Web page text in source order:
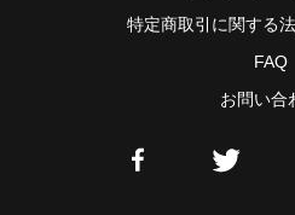
特定商取引に関する
FAQ
お問い合